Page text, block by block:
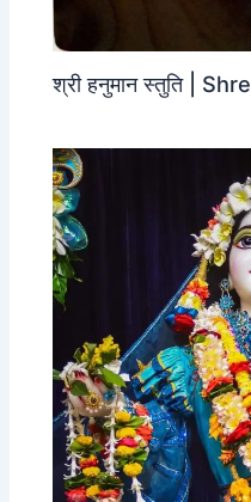
श्री हनुमान स्तुति |